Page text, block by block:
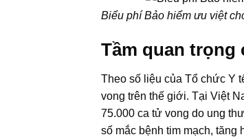
Biểu phí Bảo hiểm ưu việt
Tầm quan trọng
Theo số liệu của Tổ chức Y
vong trên thế giới. Tại Việt
75.000 ca tử vong do ung
số mắc bệnh tim mạch, tăng